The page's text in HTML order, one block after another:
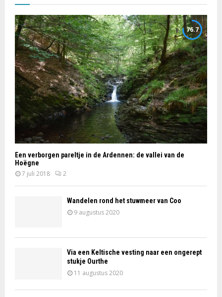
Een verborgen pareltje in de Ardennen: de vallei van de
Hoëgne
7 juli 2018 2
76.7
Wandelen rond het stuwmeer van Coo
9 augustus 2020
Via een Keltische vesting naar een ongerept
stukje Ourthe
11 augustus 2020